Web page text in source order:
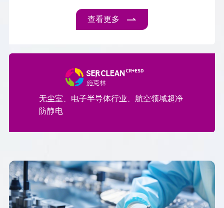
查看更多
无尘室、电子半导体行业、航空领域超净
防静电